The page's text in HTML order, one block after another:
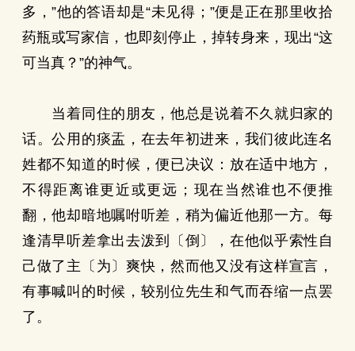
多，”他的答语却是“未见得；”便是正在那里收拾
药瓶或写家信，也即刻停止，掉转身来，现出“这
可当真？”的神气。
当着同住的朋友，他总是说着不久就归家的
话。公用的痰盂，在去年初进来，我们彼此连名
姓都不知道的时候，便已决议：放在适中地方，
不得距离谁更近或更远；现在当然谁也不便推
翻，他却暗地嘱咐听差，稍为偏近他那一方。每
逢清早听差拿出去泼到〔倒〕，在他似乎索性自
己做了主〔为〕爽快，然而他又没有这样宣言，
有事喊叫的时候，较别位先生和气而吞缩一点罢
了。